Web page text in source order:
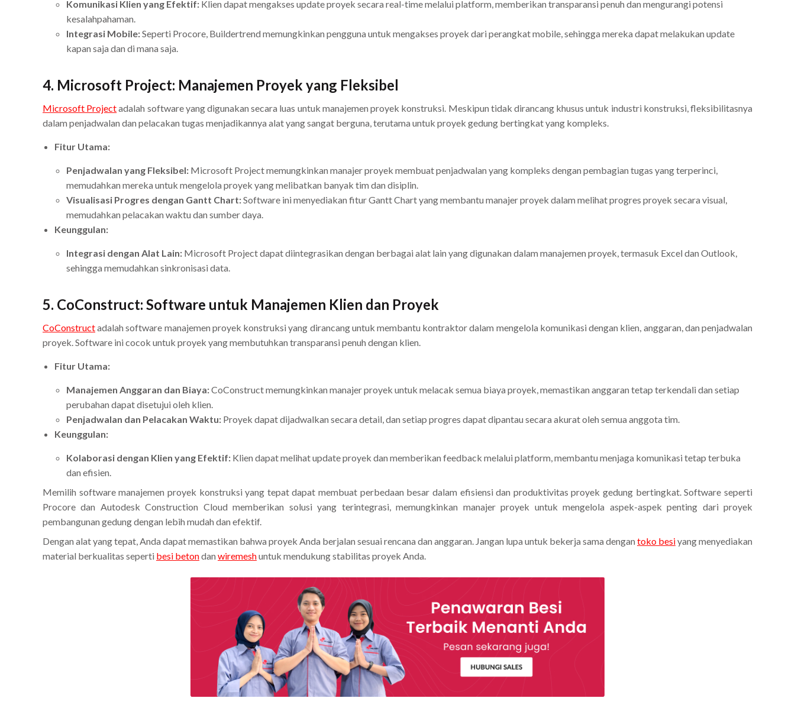
Komunikasi Klien yang Efektif: Klien dapat mengakses update proyek secara real-time melalui platform, memberikan transparansi penuh dan mengurangi potensi
kesalahpahaman.
Integrasi Mobile:Seperti Procore, Buildertrend memungkinkan pengguna untuk mengakses proyek dari perangkat mobile, sehingga mereka dapat melakukan update
kapan saja dan di mana saja.
4. Microsoft Project: Manajemen Proyek yang Fleksibel
Microsoft Projectadalah software yang digunakan secara luas untuk manajemen proyek konstruksi. Meskipun tidak dirancang khusus untuk industri konstruksi, fleksibilitasnya
dalam penjadwalan dan pelacakan tugas menjadikannya alat yang sangat berguna, terutama untuk proyek gedung bertingkat yang kompleks.
Fitur Utama:
Penjadwalan yang Fleksibel: Microsoft Project memungkinkan manajer proyek membuat penjadwalan yang kompleks dengan pembagian tugas yang terperinci,
memudahkan mereka untuk mengelola proyek yang melibatkan banyak tim dan disiplin.
Visualisasi Progres dengan Gantt Chart:Software ini menyediakan fitur Gantt Chart yang membantu manajer proyek dalam melihat progres proyek secara visual,
memudahkan pelacakan waktu dan sumber daya.
Keunggulan:
Integrasi dengan Alat Lain: Microsoft Project dapat diintegrasikan dengan berbagai alat lain yang digunakan dalam manajemen proyek, termasuk Excel dan Outlook,
sehingga memudahkan sinkronisasi data.
5. CoConstruct: Software untuk Manajemen Klien dan Proyek
CoConstructadalah software manajemen proyek konstruksi yang dirancang untuk membantu kontraktor dalam mengelola komunikasi dengan klien, anggaran, dan penjadwalan
proyek. Software ini cocok untuk proyek yang membutuhkan transparansi penuh dengan klien.
Fitur Utama:
Manajemen Anggaran dan Biaya:CoConstruct memungkinkan manajer proyek untuk melacak semua biaya proyek, memastikan anggaran tetap terkendali dan setiap
perubahan dapat disetujui oleh klien.
Penjadwalan dan Pelacakan Waktu: Proyek dapat dijadwalkan secara detail, dan setiap progres dapat dipantau secara akurat oleh semua anggota tim.
Keunggulan:
Kolaborasi dengan Klien yang Efektif: Klien dapat melihat update proyek dan memberikan feedback melalui platform, membantu menjaga komunikasi tetap terbuka
dan efisien.
Memilih software manajemen proyek konstruksi yang tepat dapat membuat perbedaan besar dalam efisiensi dan produktivitas proyek gedung bertingkat. Software seperti
Procore dan Autodesk Construction Cloud memberikan solusi yang terintegrasi, memungkinkan manajer proyek untuk mengelola aspek-aspek penting dari proyek
pembangunan gedung dengan lebih mudah dan efektif.
Dengan alat yang tepat, Anda dapat memastikan bahwa proyek Anda berjalan sesuai rencana dan anggaran. Jangan lupa untuk bekerja sama dengan toko besiyang menyediakan
material berkualitas seperti besi betondan wiremeshuntuk mendukung stabilitas proyek Anda.